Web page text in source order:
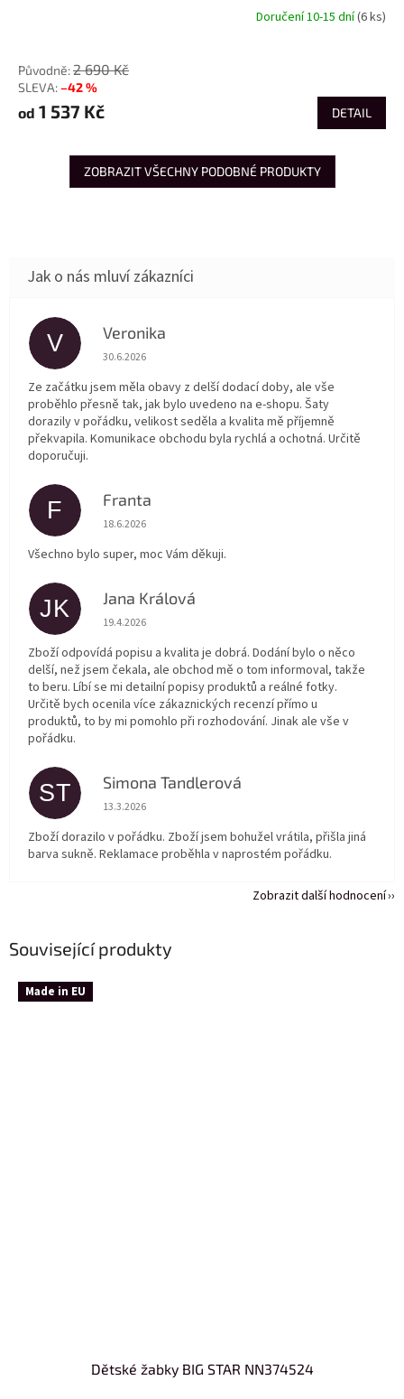
Související produkty
Made in EU
Dětské žabky BIG STAR NN374524
Doručení 10-15 dní(6 ks)
2 690 Kč
–42 %
od 1 537 Kč DETAIL
ZOBRAZIT VŠECHNY PODOBNÉ PRODUKTY
V Veronika
Hodnocení obchodu je 5 z 5 hvězdiček.
30.6.2026
Ze začátku jsem měla obavy z delší dodací doby, ale vše
proběhlo přesně tak, jak bylo uvedeno na e-shopu. Šaty
dorazily v pořádku, velikost seděla a kvalita mě příjemně
překvapila. Komunikace obchodu byla rychlá a ochotná. Určitě
doporučuji.
F Franta
Hodnocení obchodu je 5 z 5 hvězdiček.
18.6.2026
Všechno bylo super, moc Vám děkuji.
JK Jana Králová
Hodnocení obchodu je 5 z 5 hvězdiček.
19.4.2026
Zboží odpovídá popisu a kvalita je dobrá. Dodání bylo o něco
delší, než jsem čekala, ale obchod mě o tom informoval, takže
to beru. Líbí se mi detailní popisy produktů a reálné fotky.
Určitě bych ocenila více zákaznických recenzí přímo u
produktů, to by mi pomohlo při rozhodování. Jinak ale vše v
pořádku.
ST Simona Tandlerová
Hodnocení obchodu je 5 z 5 hvězdiček.
13.3.2026
Zboží dorazilo v pořádku. Zboží jsem bohužel vrátila, přišla jiná
barva sukně. Reklamace proběhla v naprostém pořádku.
Zobrazit další hodnocení